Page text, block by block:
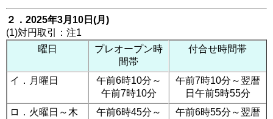
２．2025年3月10日(月)
(1)対円取引：注1
曜日
プレオープン時
間帯
付合せ時間帯
イ．月曜日
午前6時10分～
午前7時10分
午前7時10分～翌暦
日午前5時55分
ロ．火曜日～木
午前6時45分～
午前6時55分～翌暦